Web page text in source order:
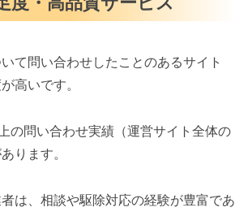
いて問い合わせしたことのあるサイト
高いです。
の問い合わせ実績（運営サイト全体の
ります。
は、相談や駆除対応の経験が豊富であ